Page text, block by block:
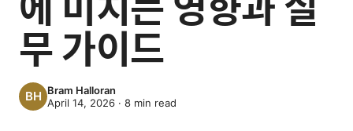
무 가이드
Bram Halloran
April 14, 2026 · 8 min read